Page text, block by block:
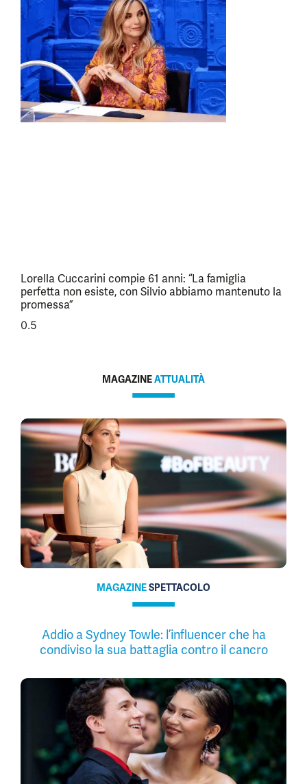
Lorella Cuccarini compie 61 anni: “La famiglia
perfetta non esiste, con Silvio abbiamo mantenuto la
promessa”
MAGAZINEATTUALITÀ
MAGAZINESPETTACOLO
Addio a Sydney Towle: l’influencer che ha
condiviso la sua battaglia contro il cancro